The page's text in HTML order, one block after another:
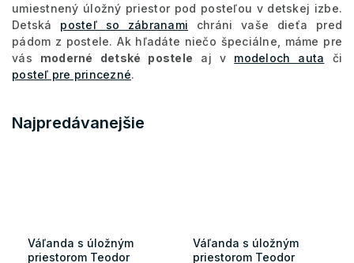
umiestnený úložný priestor pod posteľou v detskej izbe.
Detská posteľ so zábranami chráni vaše dieťa pred
pádom z postele. Ak hľadáte niečo špeciálne, máme pre
vás moderné detské postele aj v modeloch auta či
posteľ pre princezné.
Najpredávanejšie
Váľanda s úložným
priestorom Teodor
Váľanda s úložným
priestorom Teodor